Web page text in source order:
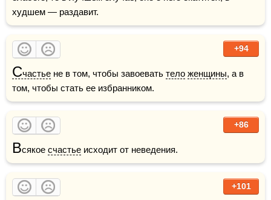
худшем — раздавит.
+94
Счастье не в том, чтобы завоевать тело женщины, а в
том, чтобы стать ее избранником.
+86
Всякое счастье исходит от неведения.
+101